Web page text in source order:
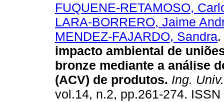
FUQUENE-RETAMOSO,
LARA-BORRERO, Jaime
MENDEZ-FAJARDO, Sandra.
impacto ambiental de
bronze mediante a análise
(ACV) de produtos. Ing. Univ.
vol.14, n.2, pp.261-274.